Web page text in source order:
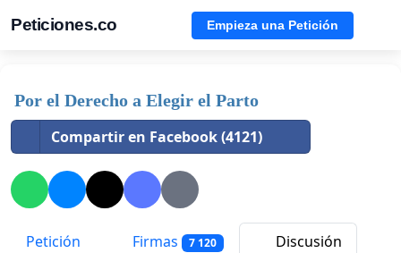
Peticiones.co Empieza una Petición
Por el Derecho a Elegir el Parto
Compartir en Facebook (4121)
Petición Firmas 7 120
Discusión